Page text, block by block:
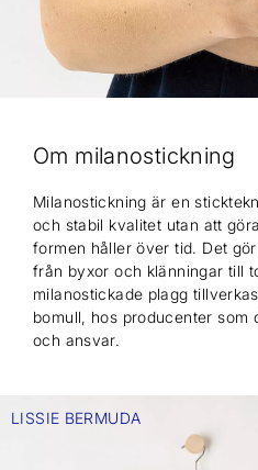
Om milanostickning
Milanostickning är en
och stabil kvalitet utan att
formen håller över tid. Det
från byxor och klänningar till
milanostickade plagg
bomull, hos producenter som
och ansvar.
LISSIE BERMUDA